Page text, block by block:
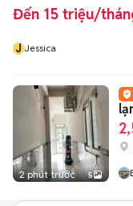
Đến 15 triệu/
J Jessica
2 phút trước 5
Sà